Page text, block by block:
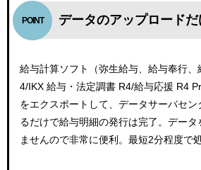
データのアップロード
給与計算ソフト（弥生給与、給与奉行
4/IKX 給与・法定調書 R4/給与応援 R4
をエクスポートして、データサーバセ
るだけで給与明細の発行は完了。データ
ませんので非常に便利。最短2分程度で